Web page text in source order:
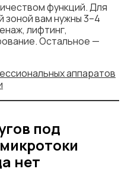
функций. Для
зоной вам нужны 3–4
лифтинг,
Остальное —
аппаратов
под
нет